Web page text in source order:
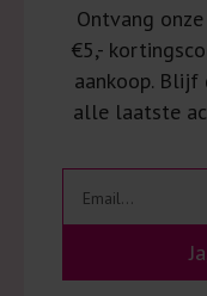
Ontvang
€5,-
aankoop. Blijf
alle laatste